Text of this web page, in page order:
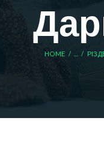
HOME